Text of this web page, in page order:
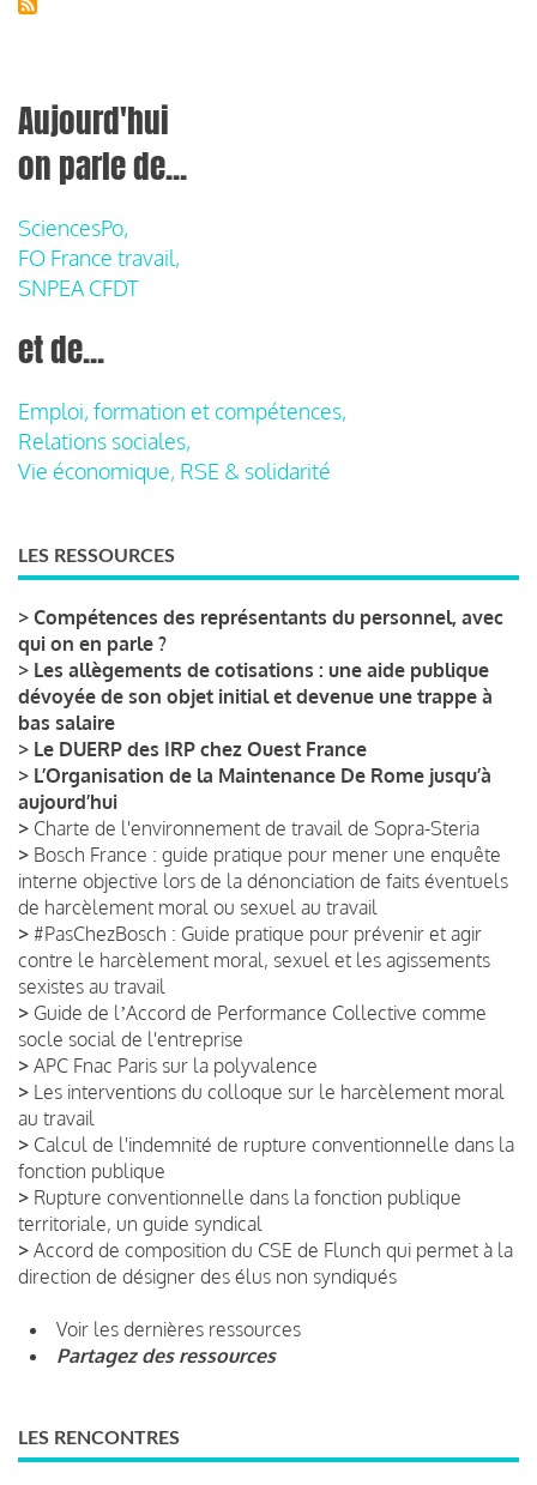
Aujourd'hui
on parle de...
SciencesPo,
FO France travail,
SNPEA CFDT
et de...
Emploi, formation et compétences,
Relations sociales,
Vie économique, RSE & solidarité
LES RESSOURCES
> Compétences des représentants du personnel, avec
qui on en parle ?
> Les allègements de cotisations : une aide publique
dévoyée de son objet initial et devenue une trappe à
bas salaire
> Le DUERP des IRP chez Ouest France
> L’Organisation de la Maintenance De Rome jusqu’à
aujourd’hui
> Charte de l'environnement de travail de Sopra-Steria
> Bosch France : guide pratique pour mener une enquête
interne objective lors de la dénonciation de faits éventuels
de harcèlement moral ou sexuel au travail
> #PasChezBosch : Guide pratique pour prévenir et agir
contre le harcèlement moral, sexuel et les agissements
sexistes au travail
> Guide de lʼAccord de Performance Collective comme
socle social de l'entreprise
> APC Fnac Paris sur la polyvalence
> Les interventions du colloque sur le harcèlement moral
au travail
> Calcul de l'indemnité de rupture conventionnelle dans la
fonction publique
> Rupture conventionnelle dans la fonction publique
territoriale, un guide syndical
> Accord de composition du CSE de Flunch qui permet à la
direction de désigner des élus non syndiqués
Voir les dernières ressources
Partagez des ressources
LES RENCONTRES